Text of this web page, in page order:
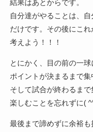
結果はあとからです。
自分達がやることは、
だけです。その後にこれ
考えよう！！！
とにかく、目の前の一
ポイントが決まるまで集
そして試合が終わるまで
楽しむことを忘れずに(
最後まで諦めずに余裕